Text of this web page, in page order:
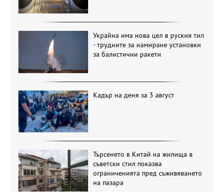
Украйна има нова цел в руския тил
- трудните за намиране установки
за балистични ракети
Кадър на деня за 3 август
Търсенето в Китай на жилища в
съветски стил показва
ограниченията пред съживяването
на пазара